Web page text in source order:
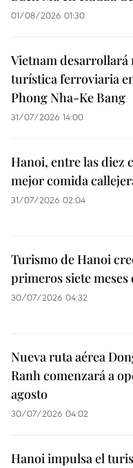
01/08/2026 01:30
Vietnam desarrollará
turística ferroviaria
Phong Nha-Ke Bang
31/07/2026 14:00
Hanoi, entre las diez
mejor comida
31/07/2026 02:04
Turismo de Hanoi
primeros siete meses
30/07/2026 04:32
Nueva ruta aérea
Ranh comenzará a
agosto
30/07/2026 04:02
Hanoi impulsa el